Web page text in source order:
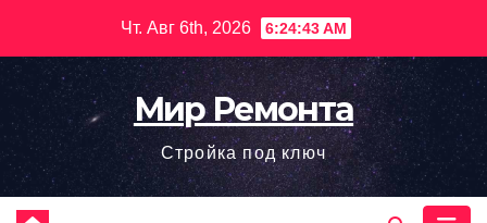
содержимому
Чт. Авг 6th, 2026 6:24:44 AM
Мир Ремонта
Стройка под ключ